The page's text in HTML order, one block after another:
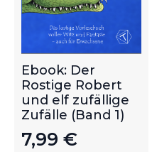
Ebook: Der
Rostige Robert
und elf zufällige
Zufälle (Band 1)
7,99 €